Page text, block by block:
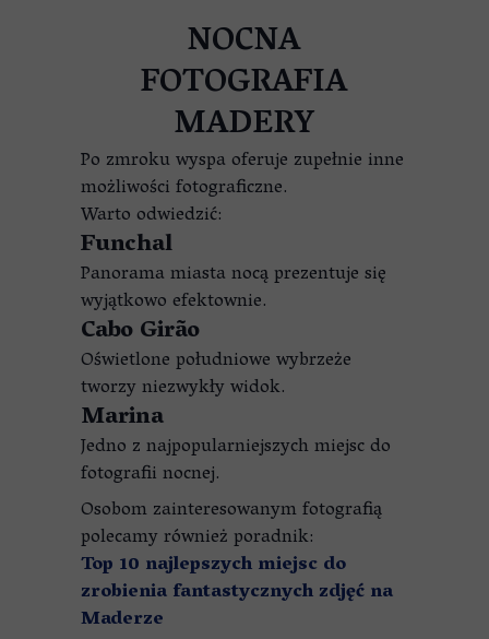
NOCNA
FOTOGRAFIA
MADERY
Po zmroku wyspa oferuje zupełnie inne
możliwości fotograficzne.
Warto odwiedzić:
Funchal
Panorama miasta nocą prezentuje się
wyjątkowo efektownie.
Cabo Girão
Oświetlone południowe wybrzeże
tworzy niezwykły widok.
Marina
Jedno z najpopularniejszych miejsc do
fotografii nocnej.
Osobom zainteresowanym fotografią
polecamy również poradnik:
Top 10 najlepszych miejsc do
zrobienia fantastycznych zdjęć na
Maderze